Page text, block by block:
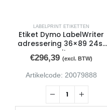
LABELPRINT ETIKETTEN
Etiket Dymo LabelWriter
adressering 36×89 24st
wit
€296,39 (excl. BTW)
Artikelcode: 20079888